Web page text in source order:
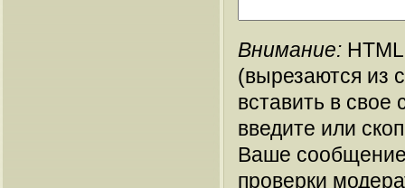
Внимание:
(вырезаются из
вставить в
введите или
Ваше
проверки